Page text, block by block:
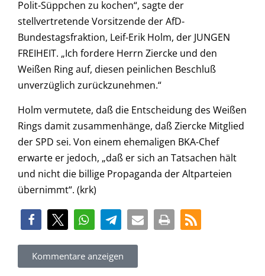
Polit-Süppchen zu kochen“, sagte der
stellvertretende Vorsitzende der AfD-
Bundestagsfraktion, Leif-Erik Holm, der JUNGEN
FREIHEIT. „Ich fordere Herrn Ziercke und den
Weißen Ring auf, diesen peinlichen Beschluß
unverzüglich zurückzunehmen.“
Holm vermutete, daß die Entscheidung des Weißen
Rings damit zusammenhänge, daß Ziercke Mitglied
der SPD sei. Von einem ehemaligen BKA-Chef
erwarte er jedoch, „daß er sich an Tatsachen hält
und nicht die billige Propaganda der Altparteien
übernimmt“. (krk)
Kommentare anzeigen